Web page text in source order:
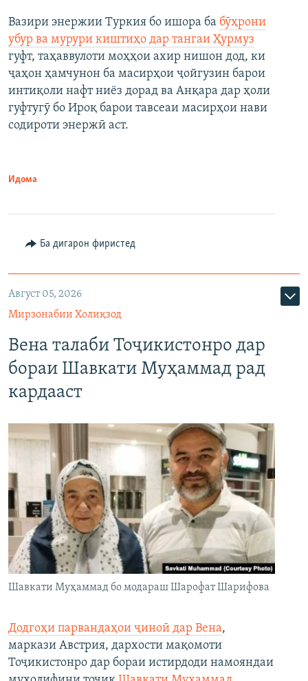
Вазири энержии Туркия бо ишора ба бӯҳрони
убур ва мурури киштиҳо дар тангаи Ҳурмуз
гуфт, таҳаввулоти моҳҳои ахир нишон дод, ки
ҷаҳон ҳамчунон ба масирҳои ҷойгузин барои
интиқоли нафт ниёз дорад ва Анқара дар ҳоли
гуфтугӯ бо Ироқ барои тавсеаи масирҳои нави
содироти энержӣ аст.
Идома
Ба дигарон фиристед
Август 05, 2026
Мирзонабии Холиқзод
Вена талаби Тоҷикистонро дар
бораи Шавкати Муҳаммад рад
кардааст
Шавкати Муҳаммад бо модараш Шарофат Шарифова
Додгоҳи парвандаҳои ҷиноӣ дар Вена,
маркази Австрия, дархости мақомоти
Тоҷикистонро дар бораи истирдоди намояндаи